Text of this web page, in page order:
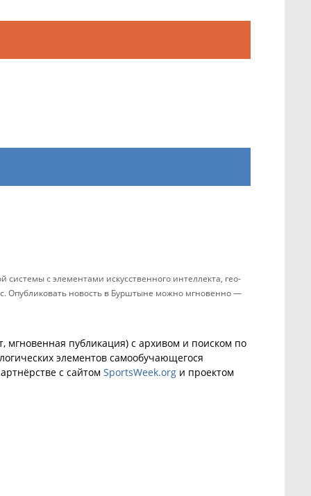
с элементами искусственного интеллекта, гео-
Опубликовать новость в Бурштыне можно мгновенно —
публикация) с архивом и поиском по
элементов самообучающегося
с сайтом SportsWeek.org и проектом